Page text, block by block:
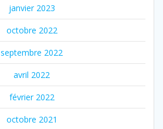
janvier 2023
octobre 2022
septembre 2022
avril 2022
février 2022
octobre 2021